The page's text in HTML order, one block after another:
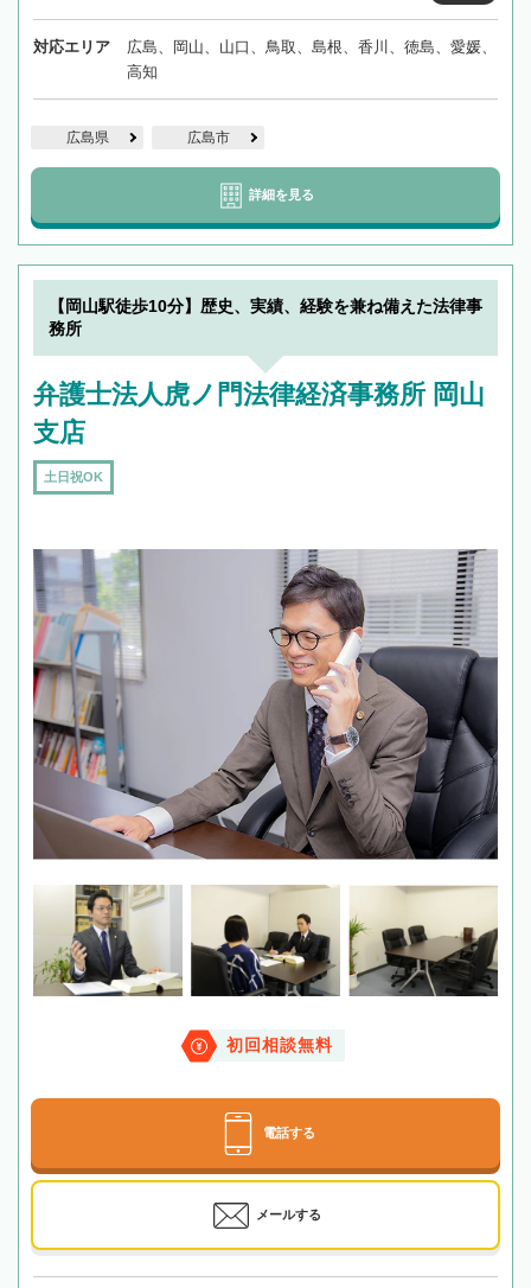
対応エリア
広島、岡山、山口、鳥取、島根、香川、徳島、愛媛、
高知
広島県 広島市
詳細を見る
【岡山駅徒歩10分】歴史、実績、経験を兼ね備えた法律事
務所
弁護士法人虎ノ門法律経済事務所 岡山
支店
土日祝OK
初回相談無料
電話する
メールする